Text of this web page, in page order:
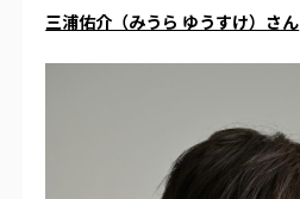
三浦佑介（みうら ゆうすけ）さん